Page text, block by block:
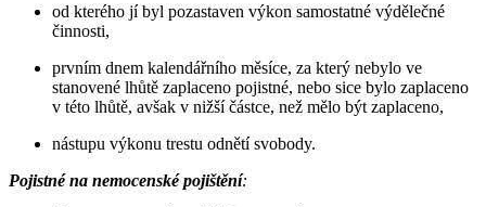
od kterého jí byl pozastaven výkon samostatné výdělečné
činnosti,
prvním dnem kalendářního měsíce, za který nebylo ve
stanovené lhůtě zaplaceno pojistné, nebo sice bylo zaplaceno
v této lhůtě, avšak v nižší částce, než mělo být zaplaceno,
nástupu výkonu trestu odnětí svobody.
Pojistné na nemocenské pojištění: